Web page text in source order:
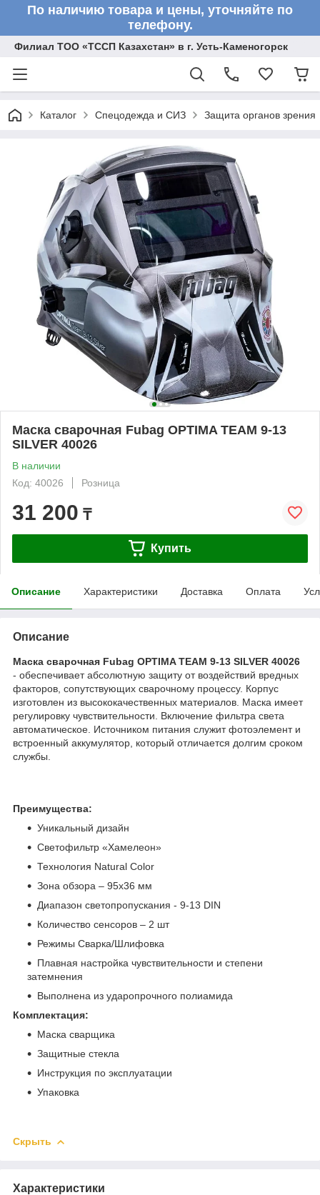
По наличию товара и цены, уточняйте по
телефону.
Филиал ТОО «ТССП Казахстан» в г. Усть-Каменогорск
Каталог Спецодежда и СИЗ Защита органов зрения
Маска сварочная Fubag OPTIMA TEAM 9-13
SILVER 40026
В наличии
Код: 40026
Розница
31 200 ₸
Купить
Описание Характеристики Доставка Оплата
Описание
Маска сварочная Fubag OPTIMA TEAM 9-13 SILVER 40026
- обеспечивает абсолютную защиту от воздействий вредных
факторов, сопутствующих сварочному процессу. Корпус
изготовлен из высококачественных материалов. Маска имеет
регулировку чувствительности. Включение фильтра света
автоматическое. Источником питания служит фотоэлемент и
встроенный аккумулятор, который отличается долгим сроком
службы.
Преимущества:
Уникальный дизайн
Светофильтр «Хамелеон»
Технология Natural Color
Зона обзора – 95x36 мм
Диапазон светопропускания - 9-13 DIN
Количество сенсоров – 2 шт
Режимы Сварка/Шлифовка
Плавная настройка чувствительности и степени
затемнения
Выполнена из ударопрочного полиамида
Комплектация:
Mаска сварщика
Защитные стекла
Инструкция по эксплуатации
Упаковка
Скрыть
Характеристики